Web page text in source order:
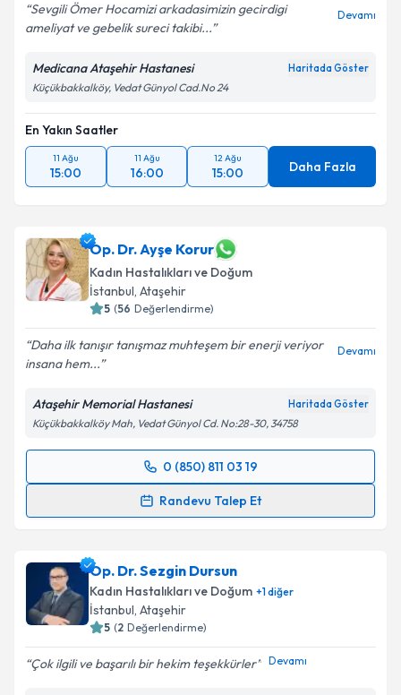
Sevgili Ömer Hocamizi arkadasimizin gecirdigi
ameliyat ve gebelik sureci takibi...
Devamı
Medicana Ataşehir Hastanesi Haritada Göster
Küçükbakkalköy, Vedat Günyol Cad.No 24
En Yakın Saatler
11 Ağu
15:00
11 Ağu
16:00
12 Ağu
15:00 Daha Fazla
Op. Dr. Ayşe Korur
Kadın Hastalıkları ve Doğum
İstanbul, Ataşehir
5 (56 Değerlendirme)
Daha ilk tanışır tanışmaz muhteşem bir enerji veriyor
insana hem...
Devamı
Ataşehir Memorial Hastanesi Haritada Göster
Küçükbakkalköy Mah, Vedat Günyol Cd. No:28-30, 34758
0 (850) 811 03 19
Randevu Talep Et
Randevu Takvimi Talebi
takvim hazırlandığında e-posta ile bilgilendireceğiz.
E-posta Adresiniz
Op. Dr. Sezgin Dursun
Kadın Hastalıkları ve Doğum +1diğer
İstanbul, Ataşehir
5 (2 Değerlendirme)
Çok ilgili ve başarılı bir hekim teşekkürler Devamı